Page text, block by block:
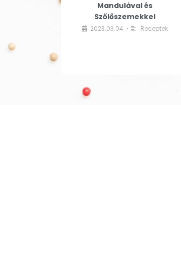
Mandulával és
Szőlőszemekkel
2023.03.04. • Receptek